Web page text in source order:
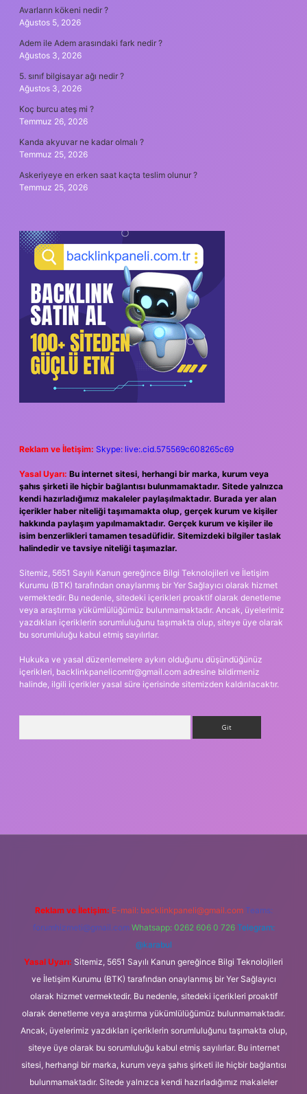
Avarların kökeni nedir ?
Ağustos 5, 2026
Adem ile Adem arasındaki fark nedir ?
Ağustos 3, 2026
5. sınıf bilgisayar ağı nedir ?
Ağustos 3, 2026
Koç burcu ateş mi ?
Temmuz 26, 2026
Kanda akyuvar ne kadar olmalı ?
Temmuz 25, 2026
Askeriyeye en erken saat kaçta teslim olunur ?
Temmuz 25, 2026
Reklam ve İletişim: Skype: live:.cid.575569c608265c69
Yasal Uyarı: Bu internet sitesi, herhangi bir marka, kurum veya
şahıs şirketi ile hiçbir bağlantısı bulunmamaktadır. Sitede yalnızca
kendi hazırladığımız makaleler paylaşılmaktadır. Burada yer alan
içerikler haber niteliği taşımamakta olup, gerçek kurum ve kişiler
hakkında paylaşım yapılmamaktadır. Gerçek kurum ve kişiler ile
isim benzerlikleri tamamen tesadüfidir. Sitemizdeki bilgiler taslak
halindedir ve tavsiye niteliği taşımazlar.
Sitemiz, 5651 Sayılı Kanun gereğince Bilgi Teknolojileri ve İletişim
Kurumu (BTK) tarafından onaylanmış bir Yer Sağlayıcı olarak hizmet
vermektedir. Bu nedenle, sitedeki içerikleri proaktif olarak denetleme
veya araştırma yükümlülüğümüz bulunmamaktadır. Ancak, üyelerimiz
yazdıkları içeriklerin sorumluluğunu taşımakta olup, siteye üye olarak
bu sorumluluğu kabul etmiş sayılırlar.
Hukuka ve yasal düzenlemelere aykırı olduğunu düşündüğünüz
içerikleri, backlinkpanelicomtr@gmail.com adresine bildirmeniz
halinde, ilgili içerikler yasal süre içerisinde sitemizden kaldırılacaktır.
Reklam ve İletişim: E-mail: backlinkpaneli@gmail.com Teams:
forumhizmeti@gmail.com Whatsapp: 0262 606 0 726 Telegram:
@karabul
Yasal Uyarı: Sitemiz, 5651 Sayılı Kanun gereğince Bilgi Teknolojileri
ve İletişim Kurumu (BTK) tarafından onaylanmış bir Yer Sağlayıcı
olarak hizmet vermektedir. Bu nedenle, sitedeki içerikleri proaktif
olarak denetleme veya araştırma yükümlülüğümüz bulunmamaktadır.
Ancak, üyelerimiz yazdıkları içeriklerin sorumluluğunu taşımakta olup,
siteye üye olarak bu sorumluluğu kabul etmiş sayılırlar. Bu internet
sitesi, herhangi bir marka, kurum veya şahıs şirketi ile hiçbir bağlantısı
bulunmamaktadır. Sitede yalnızca kendi hazırladığımız makaleler